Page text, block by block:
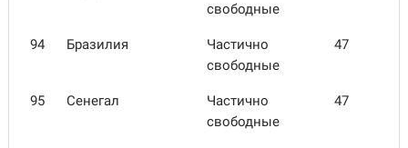
свободные
94 Бразилия
Частично
свободные
47
95 Сенегал
Частично
свободные
47